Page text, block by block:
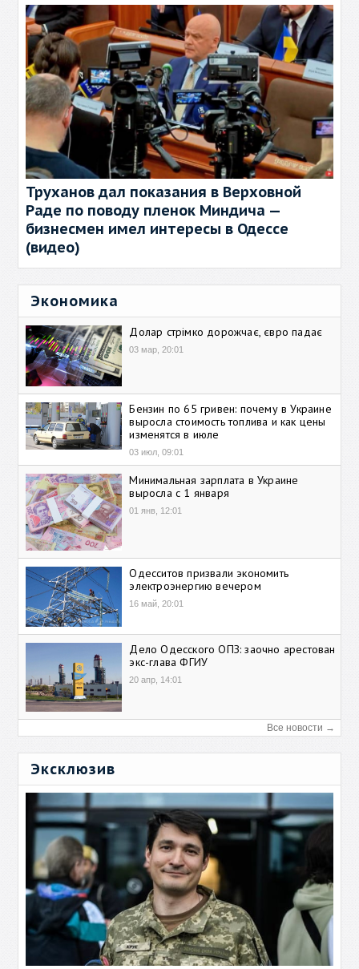
Труханов дал показания в Верховной
Раде по поводу пленок Миндича —
бизнесмен имел интересы в Одессе
(видео)
Экономика
Долар стрімко дорожчає, євро падає
03 мар, 20:01
Бензин по 65 гривен: почему в Украине
выросла стоимость топлива и как цены
изменятся в июле
03 июл, 09:01
Минимальная зарплата в Украине
выросла с 1 января
01 янв, 12:01
Одесситов призвали экономить
электроэнергию вечером
16 май, 20:01
Дело Одесского ОПЗ: заочно арестован
экс-глава ФГИУ
20 апр, 14:01
Все новости →
Эксклюзив